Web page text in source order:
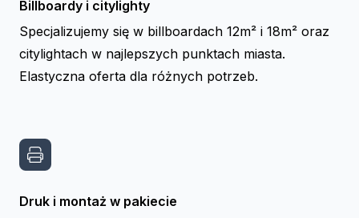
Billboardy i citylighty
Specjalizujemy się w billboardach 12m² i 18m² oraz
citylightach w najlepszych punktach miasta.
Elastyczna oferta dla różnych potrzeb.
Druk i montaż w pakiecie